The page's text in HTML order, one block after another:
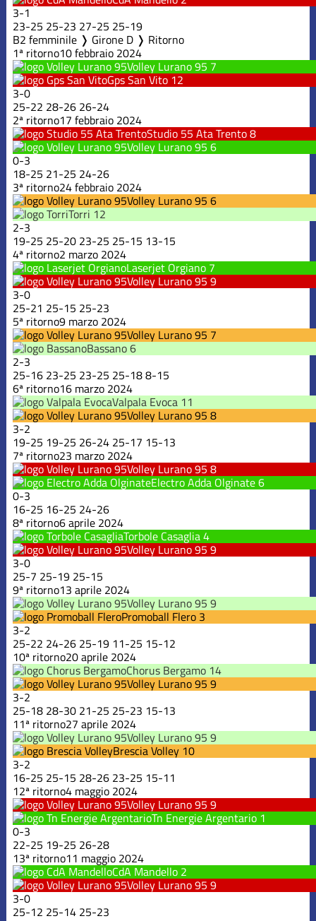
3-1
23-25 25-23 27-25 25-19
B2 femminile ❭ Girone D ❭ Ritorno
1ª ritorno10 febbraio 2024
Volley Lurano 95 7
Gps San Vito 12
3-0
25-22 28-26 26-24
2ª ritorno17 febbraio 2024
Studio 55 Ata Trento8
Volley Lurano 95 6
0-3
18-25 21-25 24-26
3ª ritorno24 febbraio 2024
Volley Lurano 95 6
Torri 12
2-3
19-25 25-20 23-25 25-15 13-15
4ª ritorno2 marzo 2024
Laserjet Orgiano 7
Volley Lurano 95 9
3-0
25-21 25-15 25-23
5ª ritorno9 marzo 2024
Volley Lurano 95 7
Bassano6
2-3
25-16 23-25 23-25 25-188-15
6ª ritorno16 marzo 2024
Valpala Evoca 11
Volley Lurano 95 8
3-2
19-25 19-25 26-24 25-17 15-13
7ª ritorno23 marzo 2024
Volley Lurano 95 8
Electro Adda Olginate6
0-3
16-25 16-25 24-26
8ª ritorno6 aprile 2024
Torbole Casaglia4
Volley Lurano 95 9
3-0
25-7 25-19 25-15
9ª ritorno13 aprile 2024
Volley Lurano 95 9
Promoball Flero 3
3-2
25-22 24-26 25-19 11-25 15-12
10ª ritorno20 aprile 2024
Chorus Bergamo 14
Volley Lurano 95 9
3-2
25-18 28-30 21-25 25-23 15-13
11ª ritorno27 aprile 2024
Volley Lurano 95 9
Brescia Volley 10
3-2
16-25 25-15 28-26 23-25 15-11
12ª ritorno4 maggio 2024
Volley Lurano 95 9
Tn Energie Argentario 1
0-3
22-25 19-25 26-28
13ª ritorno11 maggio 2024
CdA Mandello 2
Volley Lurano 95 9
3-0
25-12 25-14 25-23